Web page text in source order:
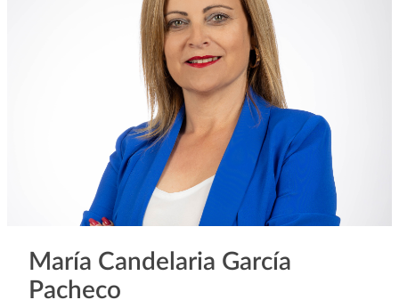
María Candelaria García
Pacheco